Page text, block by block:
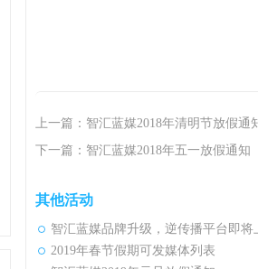
上一篇：智汇蓝媒2018年清明节放假通
下一篇：智汇蓝媒2018年五一放假通知
其他活动
智汇蓝媒品牌升级，逆传播平台即将
2019年春节假期可发媒体列表